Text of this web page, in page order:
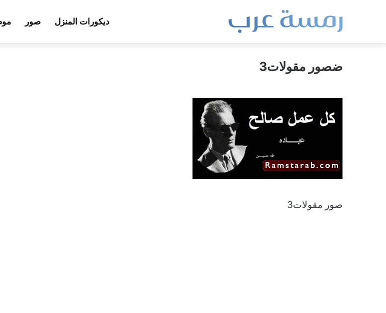
ديكورات المنزل صور
ضصور مقولات3
صور مقولات3